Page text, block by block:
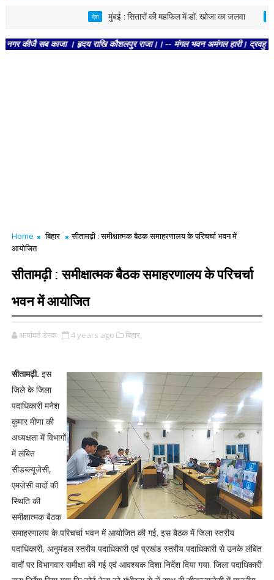
मुंबई : सितारों की महफिल में डॉ. खोजा का जलवा
सब काजा । हृदय राखि कौशलपुर राजा।। -- मंगल भवन अमंगल हारी। द्रवहु सुदसरथ
Home बिहार
सीतामढ़ी : समीक्षात्मक बैठक समाहरणालय के परिचर्चा भवन में
आयोजित
सीतामढ़ी : समीक्षात्मक बैठक समाहरणालय के परिचर्चा
भवन में आयोजित
आर्यावर्त डेस्क 4 years ago बिहार,
सीतामढ़ी. इस
जिले के जिला
पदाधिकारी मनेश
कुमार मीणा की
अध्यक्षता में विभागों
में लंबित
सीडब्ल्यूजेसी,
एमजेसी वादों की
स्थिति की
समीक्षात्मक बैठक
समाहरणालय के परिचर्चा भवन में आयोजित की गई. इस बैठक में जिला स्तरीय
पदाधिकारी, अनुमंडल स्तरीय पदाधिकारी एवं प्रखंड स्तरीय पदाधिकारी से उनके लंबित
वादों पर विभागवार समीक्षा की गई एवं आवश्यक दिशा निर्देश दिया गया. जिला पदाधिकारी